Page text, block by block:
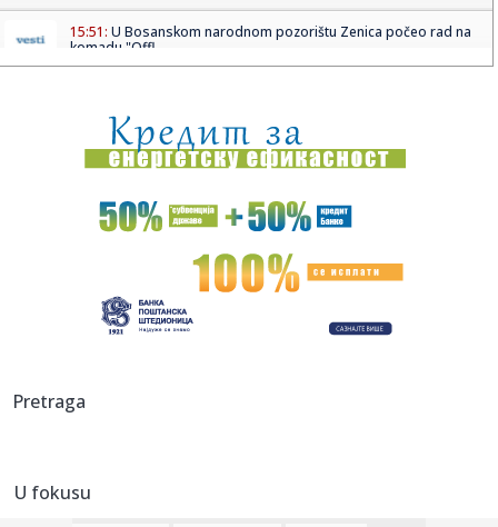
15:51: U Bosanskom narodnom pozorištu Zenica počeo rad na
komadu "Offl...
15:51:Ženski GOAT: Zlatna Mikaela Šifrin
15:51:Završeni protesti u Sarajevu: Ovo su novi zahtjevi
Čokoladni desert koji osvaja na prvi zalogaj
15:51:Bingo kroz projekat "Odvažne i hrabre" ponovo izdvaja
15:49:
Pretraga
U fokusu